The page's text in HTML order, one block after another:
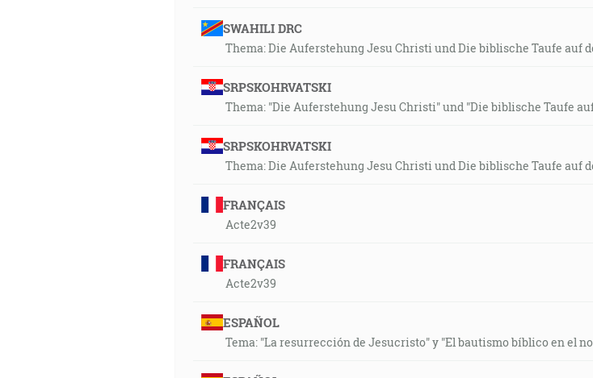
SWAHILI DRC
Thema: Die Auferstehung Jesu Christi und Die biblische Taufe auf
SRPSKOHRVATSKI
Thema: "Die Auferstehung Jesu Christi" und "Die biblische Taufe
SRPSKOHRVATSKI
Thema: Die Auferstehung Jesu Christi und Die biblische Taufe auf
FRANÇAIS
Acte2v39
FRANÇAIS
Acte2v39
ESPAÑOL
Tema: "La resurrección de Jesucristo" y "El bautismo bíblico en el